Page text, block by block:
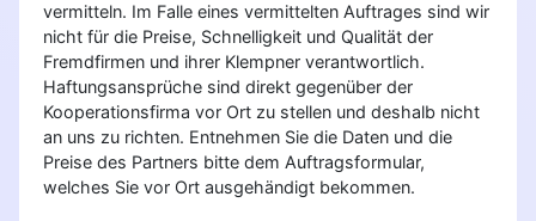
vermitteln. Im Falle eines vermittelten Auftrages sind wir
nicht für die Preise, Schnelligkeit und Qualität der
Fremdfirmen und ihrer Klempner verantwortlich.
Haftungsansprüche sind direkt gegenüber der
Kooperationsfirma vor Ort zu stellen und deshalb nicht
an uns zu richten. Entnehmen Sie die Daten und die
Preise des Partners bitte dem Auftragsformular,
welches Sie vor Ort ausgehändigt bekommen.